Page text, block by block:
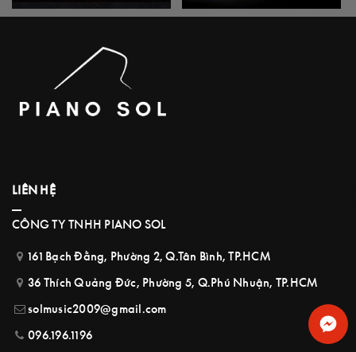
LIÊN HỆ
CÔNG TY TNHH PIANO SOL
161 Bạch Đằng, Phường 2, Q.Tân Bình, TP.HCM
36 Thích Quảng Đức, Phường 5, Q.Phú Nhuận, TP.HCM
solmusic2009@gmail.com
096.196.1196